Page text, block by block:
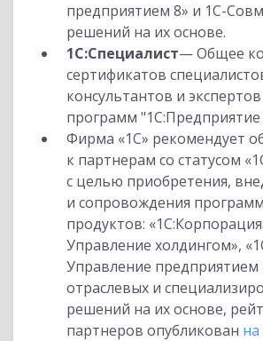
предприятием 8» и 1С-
решений на их основе.
1С:Специалист— Общее
сертификатов
консультантов и
программ "1С:Предприятие
Фирма «1С» рекомендует
к партнерам со статусом
с целью приобретения,
и сопровождения
продуктов:
Управление холдингом»,
Управление предприятием
отраслевых и
решений на их основе,
партнеров опубликован на